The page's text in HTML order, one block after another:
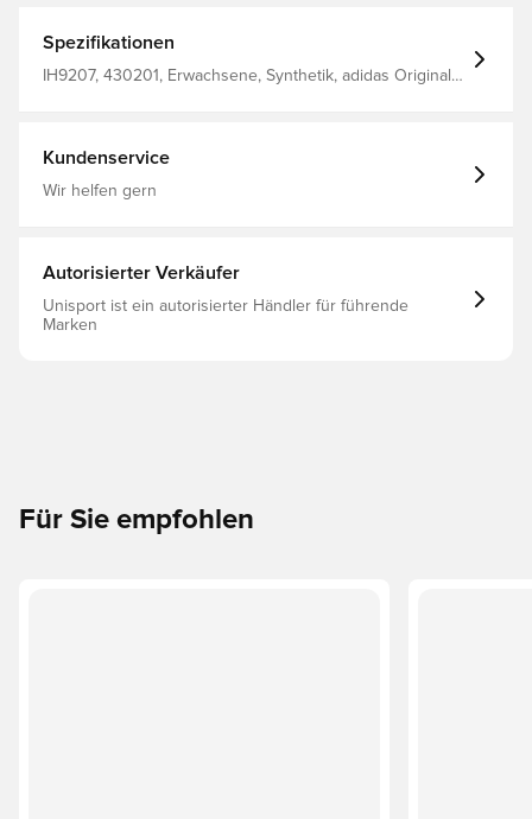
Spezifikationen
IH9207, 430201, Erwachsene, Synthetik, adidas Originals,
Kundenservice
Wir helfen gern
Autorisierter Verkäufer
Unisport ist ein autorisierter Händler für führende
Marken
Für Sie empfohlen